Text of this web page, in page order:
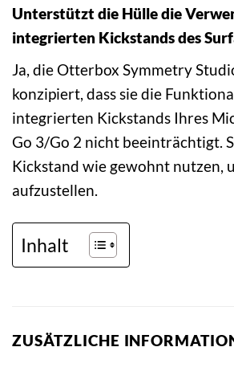
Unterstützt die Hülle die
integrierten Kickstands des
Ja, die Otterbox Symmetry
konzipiert, dass sie die
integrierten Kickstands Ihres
Go 3/Go 2 nicht beeinträchtigt.
Kickstand wie gewohnt nutzen,
aufzustellen.
Inhalt
ZUSÄTZLICHE